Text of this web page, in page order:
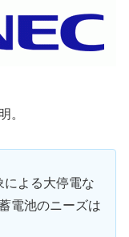
。
による大停電な
電池のニーズは